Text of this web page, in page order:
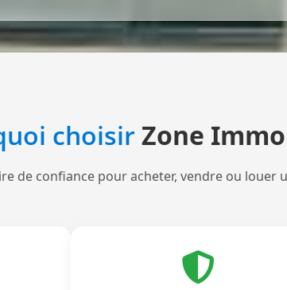
choisirZone
de confiance pour acheter, vendre ou louer